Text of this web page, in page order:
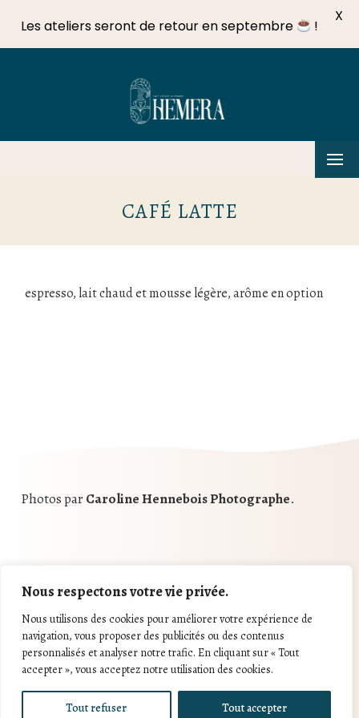
Nous respectons votre vie privée.
Nous utilisons des cookies pour améliorervotre expérience de
navigation, vous proposerdes publicités oudes contenus
personnalisés et analyser notre trafic. Encliquantsur«Tout
accepter», vous acceptez notre utilisationdes cookies.
Tout refuser Tout accepter
CAFÉ LATTE
espresso, lait chaud et mousse légère, arôme en option
Photos par Caroline Hennebois Photographe.
Hemera Café
CGV-Politique de confidentialité
Les ateliers seront de retour en septembre !
X